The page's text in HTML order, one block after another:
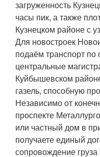
загруженность
часы пик, а также
Кузнецком районе с
Для новостроек
подаём транспорт по
центральные
Куйбышевском
газель, способную
Независимо от
проспекте
или частный дом в
получаете единый
сопровождение